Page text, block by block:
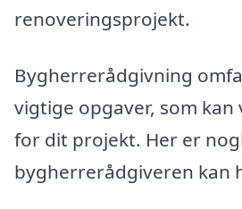
renoveringsprojekt.
Bygherrerådgivning
vigtige opgaver, som
for dit projekt. Her er
bygherrerådgiveren kan